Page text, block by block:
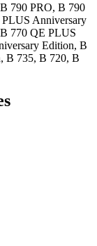
790 PRO, B 790
Anniversary
770 QE PLUS
Edition, B
B 735, B 720, B